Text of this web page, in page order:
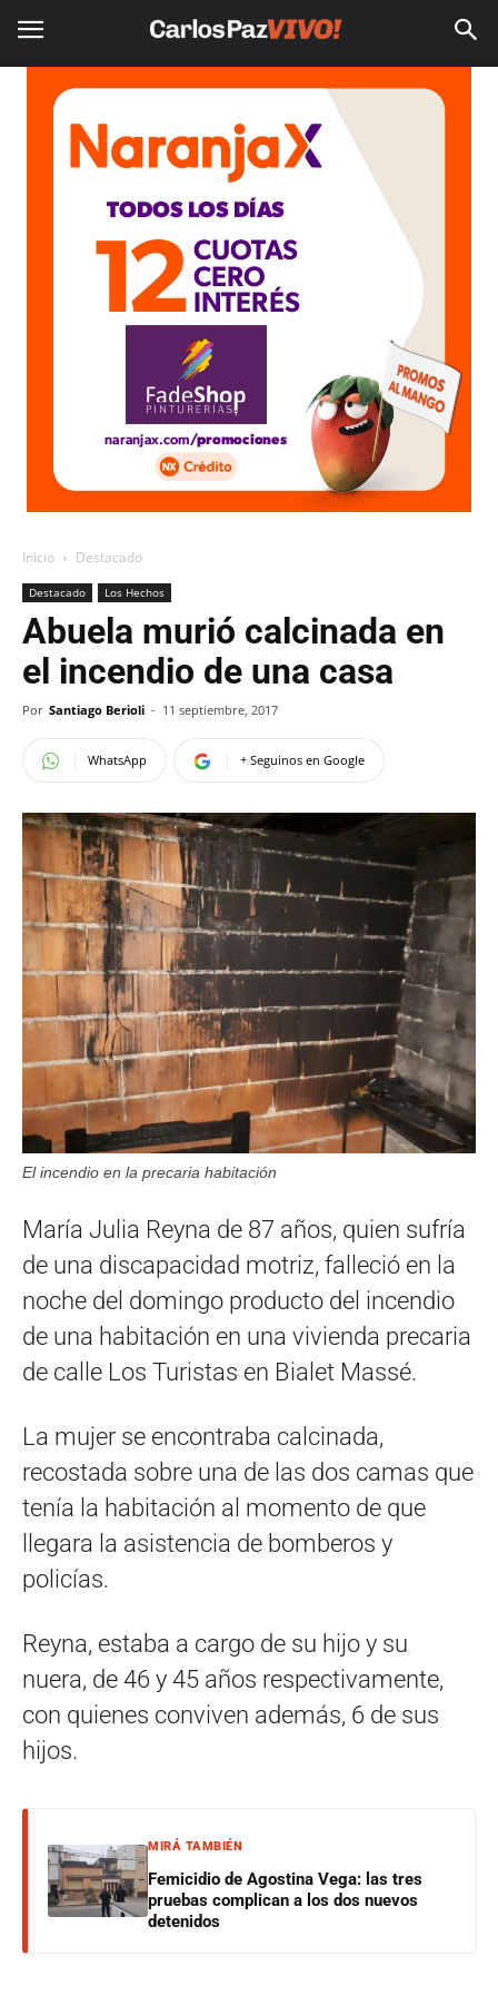
Inicio Destacado
Destacado Los Hechos
Abuela murió calcinada en
el incendio de una casa
Por Santiago Berioli - 11 septiembre, 2017
WhatsApp + Seguinos en Google
El incendio en la precaria habitación
María Julia Reyna de 87 años, quien sufría
de una discapacidad motriz, falleció en la
noche del domingo producto del incendio
de una habitación en una vivienda precaria
de calle Los Turistas en Bialet Massé.
La mujer se encontraba calcinada,
recostada sobre una de las dos camas que
tenía la habitación al momento de que
llegara la asistencia de bomberos y
policías.
Reyna, estaba a cargo de su hijo y su
nuera, de 46 y 45 años respectivamente,
con quienes conviven además, 6 de sus
hijos.
MIRÁ TAMBIÉN
Femicidio de Agostina Vega: las tres
pruebas complican a los dos nuevos
detenidos